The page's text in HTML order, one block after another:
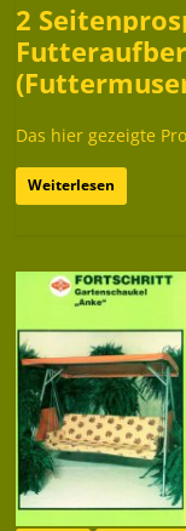
2
Das hier gezeigte
Weiterlesen